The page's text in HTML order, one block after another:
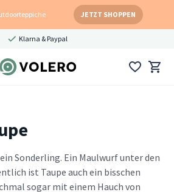
JETZT SHOPPEN
Klarna & Paypal
Sonderling. Ein Maulwurf unter den
ist Taupe auch ein bisschen
sogar mit einem Hauch von